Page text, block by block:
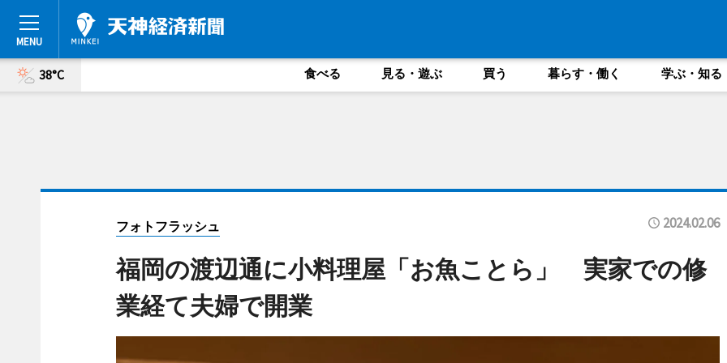
38°C 食べる 見る・遊ぶ 買う 暮らす・働く 学ぶ・知る
フォトフラッシュ 2024.02.06
福岡の渡辺通に小料理屋「お魚ことら」 実家での修
業経て夫婦で開業